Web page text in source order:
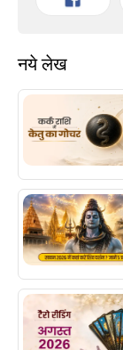
नये लेख